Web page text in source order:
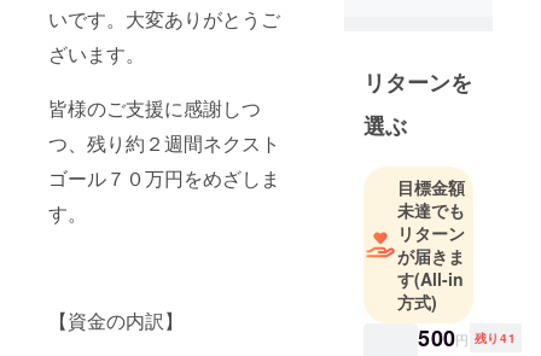
いです。大変ありがとうご
ざいます。
皆様のご支援に感謝しつ
つ、残り約２週間ネクスト
ゴール７０万円をめざしま
す。
【資金の内訳】
リターンを
選ぶ
目標金額
未達でも
リターン
が届きま
す(All-in
方式)
500円 残り41